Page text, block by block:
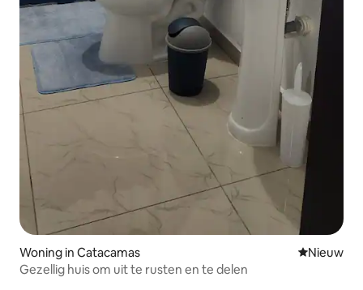
Woning in Catacamas Nieuwe
Nieuw
Gezellig huis om uit te rusten en te delen